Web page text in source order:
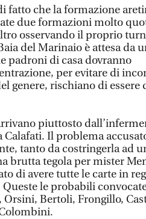
fatto che la formazione
due formazioni molto
osservando il proprio
del Marinaio è attesa da
padroni di casa dovranno
per evitare di
genere, rischiano di essere
piuttosto
Il problema
tanto da costringerla ad
brutta tegola per mister
di avere tutte le carte in
le probabili
Bertoli, Frongillo,